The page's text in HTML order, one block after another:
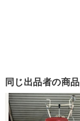
同じ出品者の商品